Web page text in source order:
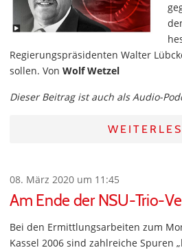
Regierungspräsidenten Walter
sollen. Von Wolf Wetzel
Dieser Beitrag ist auch als Audio-
08. März 2020 um 11:45
Am Ende der NSU-Trio-
Bei den Ermittlungsarbeiten zum
Kassel 2006 sind zahlreiche Spuren